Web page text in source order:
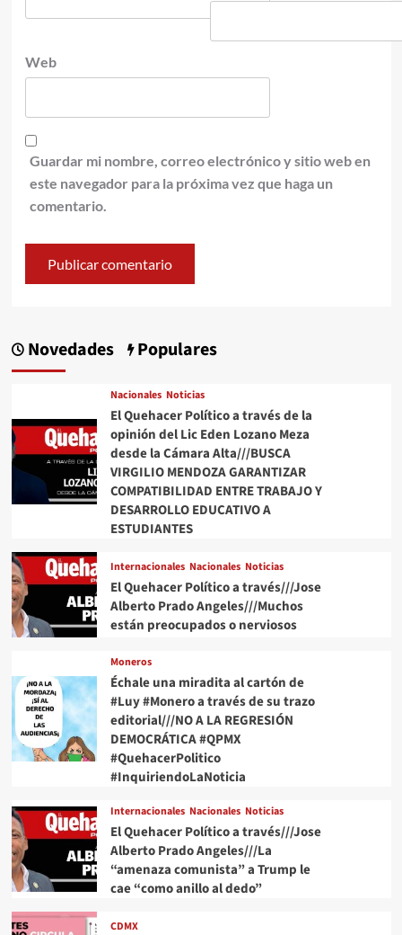
Web
Guardar mi nombre, correo electrónico y sitio web en
este navegador para la próxima vez que haga un
comentario.
Novedades Populares
Nacionales Noticias
El Quehacer Político a través de la
opinión del Lic Eden Lozano Meza
desde la Cámara Alta///BUSCA
VIRGILIO MENDOZA GARANTIZAR
COMPATIBILIDAD ENTRE TRABAJO Y
DESARROLLO EDUCATIVO A
ESTUDIANTES
Internacionales Nacionales Noticias
El Quehacer Político a través///Jose
Alberto Prado Angeles///Muchos
están preocupados o nerviosos
Moneros
Échale una miradita al cartón de
#Luy #Monero a través de su trazo
editorial///NO A LA REGRESIÓN
DEMOCRÁTICA #QPMX
#QuehacerPolitico
#InquiriendoLaNoticia
Internacionales Nacionales Noticias
El Quehacer Político a través///Jose
Alberto Prado Angeles///La
“amenaza comunista” a Trump le
cae “como anillo al dedo”
CDMX